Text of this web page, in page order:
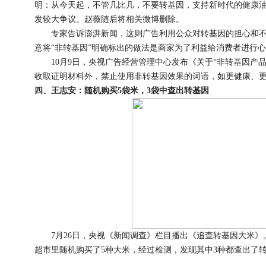
明：从今天起，不管几比几，不要转基因，支持新时代的健康
发较大争议。赵薇随后将相关微博删除。
专家告诉澎湃新闻，这则广告利用公众对转基因的担心和
意将“非转基因”明确标出的做法是商家为了利益给消费者进行
10月9日，央视广告经营管理中心发布《关于“非转基因产
收取证明材料外，禁止使用非转基因效果的词语，如更健康、
四、王志安：随机购买5袋米，3袋中查出转基因
7月26日，央视《新闻调查》栏目播出《追查转基因大米》
超市里随机购买了5种大米，经过检测，发现其中3种都查出了